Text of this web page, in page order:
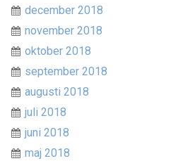
december 2018
november 2018
oktober 2018
september 2018
augusti 2018
juli 2018
juni 2018
maj 2018